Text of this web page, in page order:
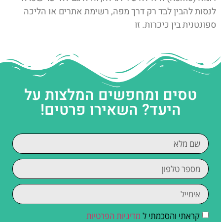
לנסות להבין לבד רק דרך מפה, רשימת אתרים או הליכה
ספונטנית בין כיכרות. זו
טסים ומחפשים המלצות על
היעד? השאירו פרטים!
קראתי והסכמתי ל מדיניות הפרטיות